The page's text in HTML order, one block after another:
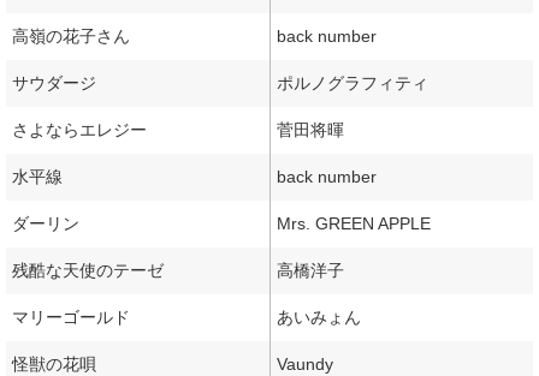
高嶺の花子さん back number
サウダージ ポルノグラフィティ
さよならエレジー 菅田将暉
水平線 back number
ダーリン Mrs. GREEN APPLE
残酷な天使のテーゼ 高橋洋子
マリーゴールド あいみょん
怪獣の花唄 Vaundy